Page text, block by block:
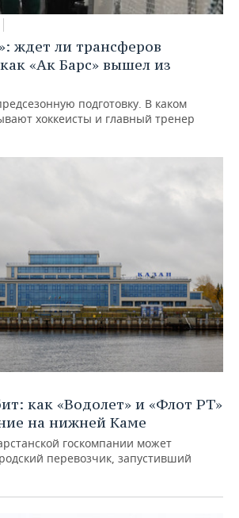
ждет ли трансферов
«Ак Барс» вышел из
подготовку. В каком
хоккеисты и главный тренер
как «Водолет» и «Флот РТ»
на нижней Каме
госкомпании может
перевозчик, запустивший